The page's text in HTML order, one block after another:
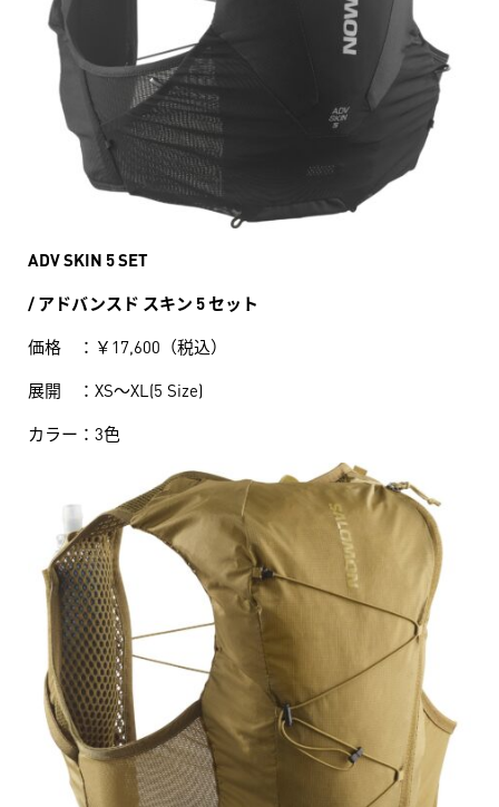
ADV SKIN 5 SET
/ アドバンスド スキン 5 セット
価格 ：￥17,600（税込）
展開 ：XS～XL(5 Size)
カラー：3色